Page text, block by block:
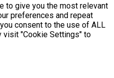
to give you the most relevant
preferences and repeat
consent to the use of ALL
visit "Cookie Settings" to